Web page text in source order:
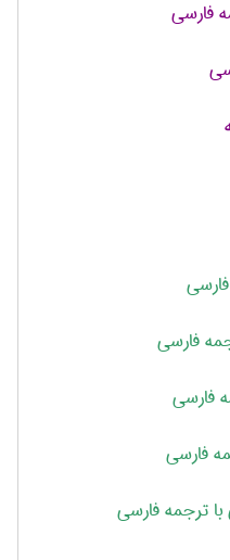
فارسی
فارسی
فارسی
فارسی
با ترجمه فارسی